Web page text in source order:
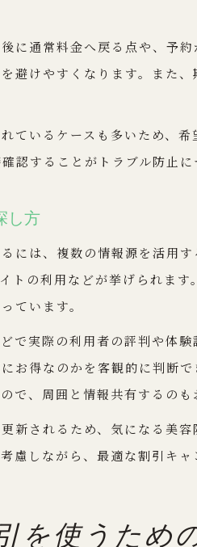
に通常料金へ戻る点や、予
避けやすくなります。また
ているケースも多いため、
認することがトラブル防止に
し方
には、複数の情報源を活用
トの利用などが挙げられま
ています。
で実際の利用者の評判や体
お得なのかを客観的に判断
で、周囲と情報共有するのも
新されるため、気になる美
慮しながら、最適な割引キ
を使うため